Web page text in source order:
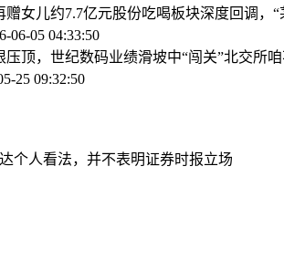
赠女儿约7.7亿元股份吃喝板块深度回调，
06-05 04:33:50
压顶，世纪数码业绩滑坡中“闯关”北交所
25 09:32:50
个人看法，并不表明证券时报立场